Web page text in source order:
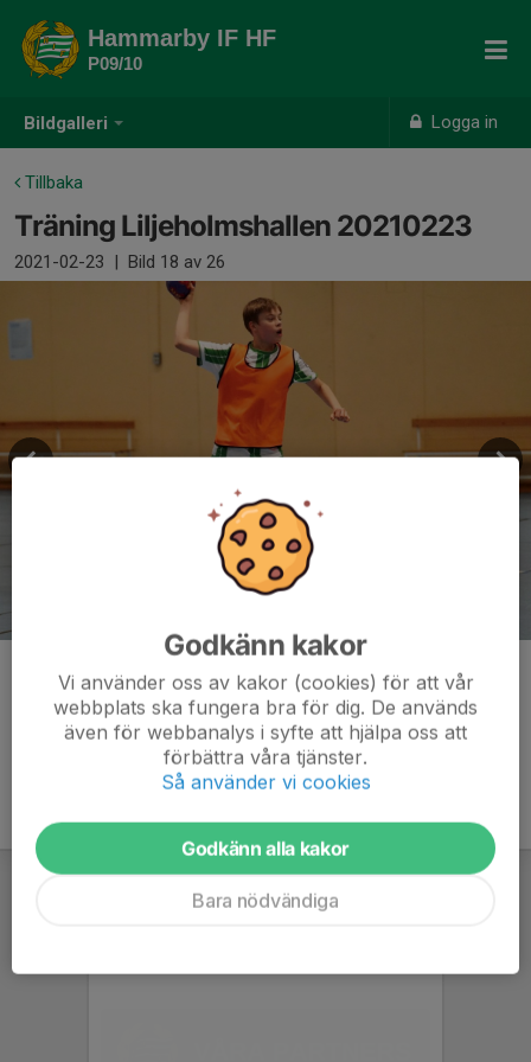
Bildgalleri Logga in
Hammarby IF HF
P09/10
Tillbaka
Träning Liljeholmshallen 20210223
2021-02-23 | Bild 18 av 26
Kommentarer
Godkänn kakor
Vi använder oss av kakor (cookies) för att vår
webbplats ska fungera bra för dig. De används
även för webbanalys i syfte att hjälpa oss att
förbättra våra tjänster.
Så använder vi cookies
Godkänn alla kakor
Bara nödvändiga